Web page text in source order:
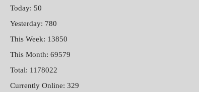
Today: 50
Yesterday: 780
This Week: 13850
This Month: 69579
Total: 1178022
Currently Online: 329